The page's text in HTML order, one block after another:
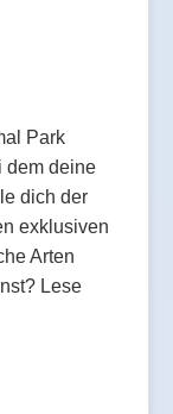
Park
dem deine
dich der
exklusiven
Arten
Lese